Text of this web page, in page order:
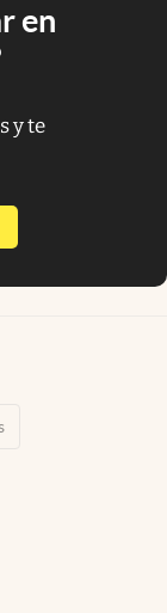
en
y te
nueva pestaña